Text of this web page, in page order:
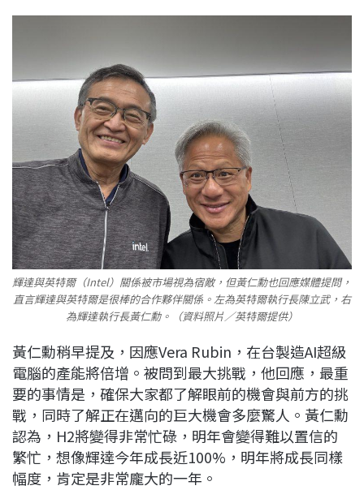
輝達與英特爾（Intel）關係被市場視為宿敵，但黃仁勳也回應媒體提問，
直言輝達與英特爾是很棒的合作夥伴關係。左為英特爾執行長陳立武，右
為輝達執行長黃仁勳。（資料照片／英特爾提供）
黃仁勳稍早提及，因應Vera Rubin，在台製造AI超級
電腦的產能將倍增。被問到最大挑戰，他回應，最重
要的事情是，確保大家都了解眼前的機會與前方的挑
戰，同時了解正在邁向的巨大機會多麼驚人。黃仁勳
認為，H2將變得非常忙碌，明年會變得難以置信的
繁忙，想像輝達今年成長近100%，明年將成長同樣
幅度，肯定是非常龐大的一年。